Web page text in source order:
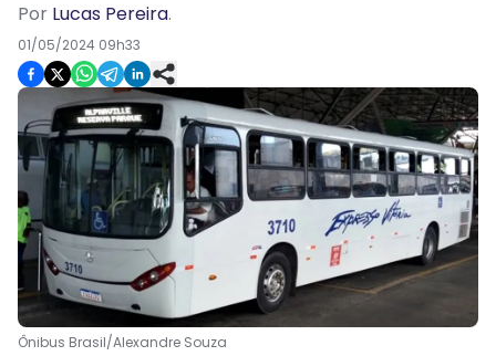
Por Lucas Pereira.
01/05/2024 09h33
Ônibus Brasil/Alexandre Souza